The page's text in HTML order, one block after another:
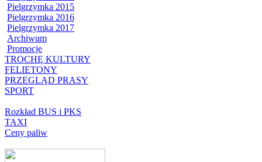
Pielgrzymka 2015
Pielgrzymka 2016
Pielgrzymka 2017
Archiwum
Promocje
TROCHĘ KULTURY
FELIETONY
PRZEGLĄD PRASY
SPORT
Rozkład BUS i PKS
TAXI
Ceny paliw